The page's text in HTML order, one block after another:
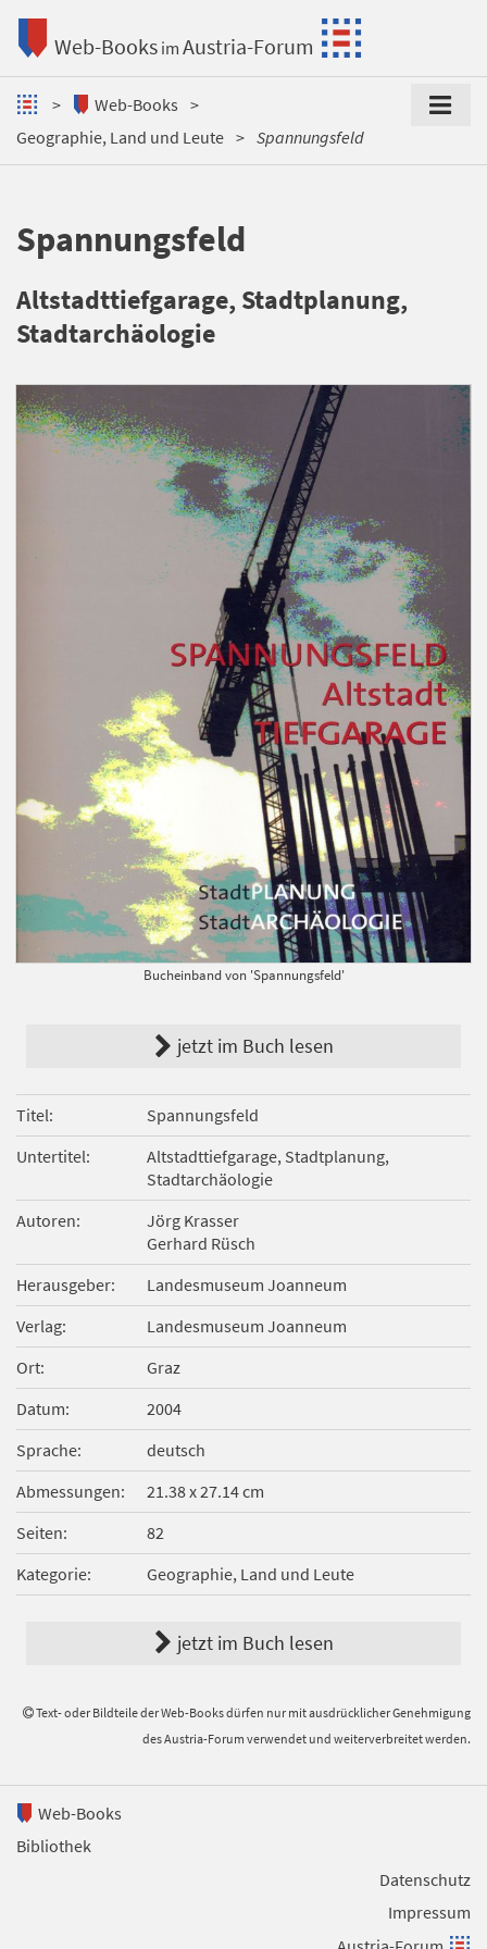
Web-Books im Austria-Forum
Web-Books
Geographie, Land und Leute
Spannungsfeld
Spannungsfeld
Altstadttiefgarage, Stadtplanung,
Stadtarchäologie
Bucheinband von 'Spannungsfeld'
jetzt im Buch lesen
Titel
Spannungsfeld
Untertitel
Altstadttiefgarage, Stadtplanung,
Stadtarchäologie
Autoren
Jörg Krasser
Gerhard Rüsch
Herausgeber
Landesmuseum Joanneum
Verlag
Landesmuseum Joanneum
Ort
Graz
Datum
2004
Sprache
deutsch
Abmessungen
21.38 x 27.14 cm
Seiten
82
Kategorie
Geographie, Land und Leute
jetzt im Buch lesen
Text- oder Bildteile der Web-Books dürfen nur mit ausdrücklicher Genehmigung
des Austria-Forum verwendet und weiterverbreitet werden.
Web-Books
Bibliothek
Datenschutz
Impressum